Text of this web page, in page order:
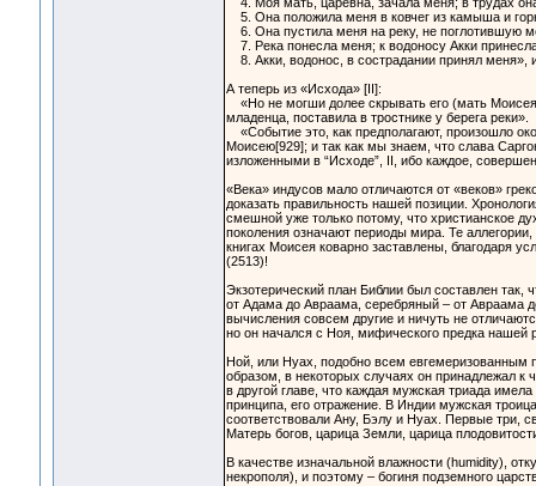
5. Она положила меня в ковчег из камыша и
6. Она пустила меня на реку, не поглотившую
7. Река понесла меня; к водоносу Акки
8. Акки, водонос, в сострадании принял меня», и
А теперь из «Исхода» [II]:
«Но не могши долее скрывать его (мать
младенца, поставила в тростнике у берега реки».
«Событие это, как предполагают, произошло
Моисею[929]; и так как мы знаем, что слава
изложенными в “Исходе”, II, ибо каждое,
«Века» индусов мало отличаются от «веков»
доказать правильность нашей позиции.
смешной уже только потому, что христианское
поколения означают периоды мира. Те
книгах Моисея коварно заставлены, благодаря
(2513)!
Экзотерический план Библии был составлен
от Адама до Авраама, серебряный – от Авраама
вычисления совсем другие и ничуть не
но он начался с Ноя, мифического предка нашей
Ной, или Нуах, подобно всем евгемеризованным
образом, в некоторых случаях он принадлежал к
в другой главе, что каждая мужская триада
принципа, его отражение. В Индии мужская
соответствовали Ану, Бэлу и Нуах. Первые три,
Матерь богов, царица Земли, царица
В качестве изначальной влажности (humidity),
некрополя), и поэтому – богиня подземного